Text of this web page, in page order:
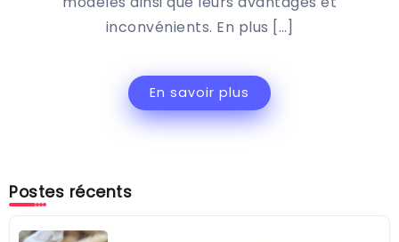
inconvénients. En plus […]
En savoir plus
Postes récents